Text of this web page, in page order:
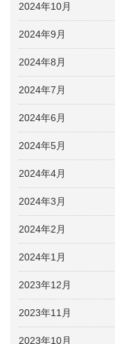
2024年10月
2024年9月
2024年8月
2024年7月
2024年6月
2024年5月
2024年4月
2024年3月
2024年2月
2024年1月
2023年12月
2023年11月
2023年10月